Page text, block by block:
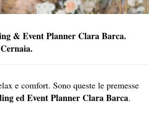
& Event Planner Clara Barca.
e comfort. Sono queste le premesse
ed Event Planner Clara Barca.